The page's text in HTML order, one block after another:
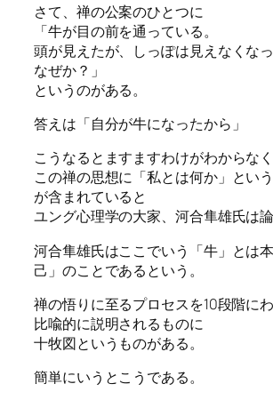
さて、禅の公案のひとつに
「牛が目の前を通っている。
頭が見えたが、しっぽは見えなくなっ
なぜか？」
というのがある。
答えは「自分が牛になったから」
こうなるとますますわけがわからなく
この禅の思想に「私とは何か」とい
が含まれていると
ユング心理学の大家、河合隼雄氏は論
河合隼雄氏はここでいう「牛」とは
己」のことであるという。
禅の悟りに至るプロセスを10段階に
比喩的に説明されるものに
十牧図というものがある。
簡単にいうとこうである。